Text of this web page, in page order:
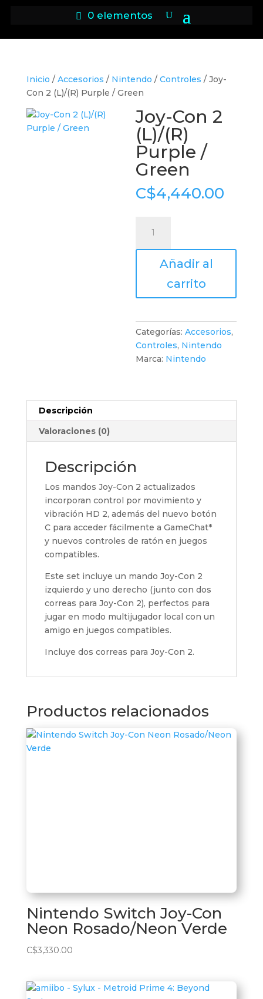
0 elementos
Inicio / Accesorios / Nintendo / Controles / Joy-
Con 2 (L)/(R) Purple / Green
Joy-Con 2
(L)/(R)
Purple /
Green
C$4,440.00
2
(L)/(R)Añadir al
carrito
Categorías:Accesorios,
Controles, Nintendo
Marca: Nintendo
Descripción
Valoraciones (0)
Descripción
Los mandos Joy-Con 2 actualizados
incorporan control por movimiento y
vibración HD 2, además del nuevo botón
C para acceder fácilmente a GameChat*
y nuevos controles de ratón en juegos
compatibles.
Este set incluye un mando Joy-Con 2
izquierdo y uno derecho (junto con dos
correas para Joy-Con 2), perfectos para
jugar en modo multijugador local con un
amigo en juegos compatibles.
Incluye dos correas para Joy-Con 2.
Productos relacionados
Nintendo Switch Joy-Con
Neon Rosado/Neon Verde
C$3,330.00